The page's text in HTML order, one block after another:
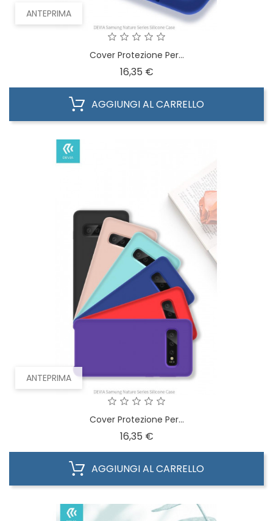
ANTEPRIMA
Cover Protezione Per...
16,35 €Prezzo
AGGIUNGI AL CARRELLO
ANTEPRIMA
Cover Protezione Per...
16,35 €Prezzo
AGGIUNGI AL CARRELLO